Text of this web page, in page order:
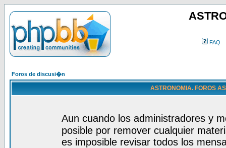
FAQ
Foros de discusi�n
ASTRONOMIA. FOROS
Aun cuando los administradores y
posible por remover cualquier
es imposible revisar todos los